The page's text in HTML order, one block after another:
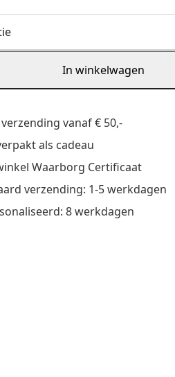
In winkelwagen
vanaf € 50,-
als cadeau
Waarborg Certificaat
verzending: 1-5 werkdagen
8 werkdagen